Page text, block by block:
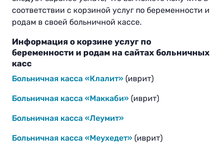
соответствии с корзиной услуг по беременности и
родам в своей больничной кассе.
Информация о корзине услуг по
беременности и родам на сайтах больничных
касс
Больничная касса «Клалит» (иврит)
Больничная касса «Маккаби» (иврит)
Больничная касса «Леумит»
Больничная касса «Меухедет» (иврит)